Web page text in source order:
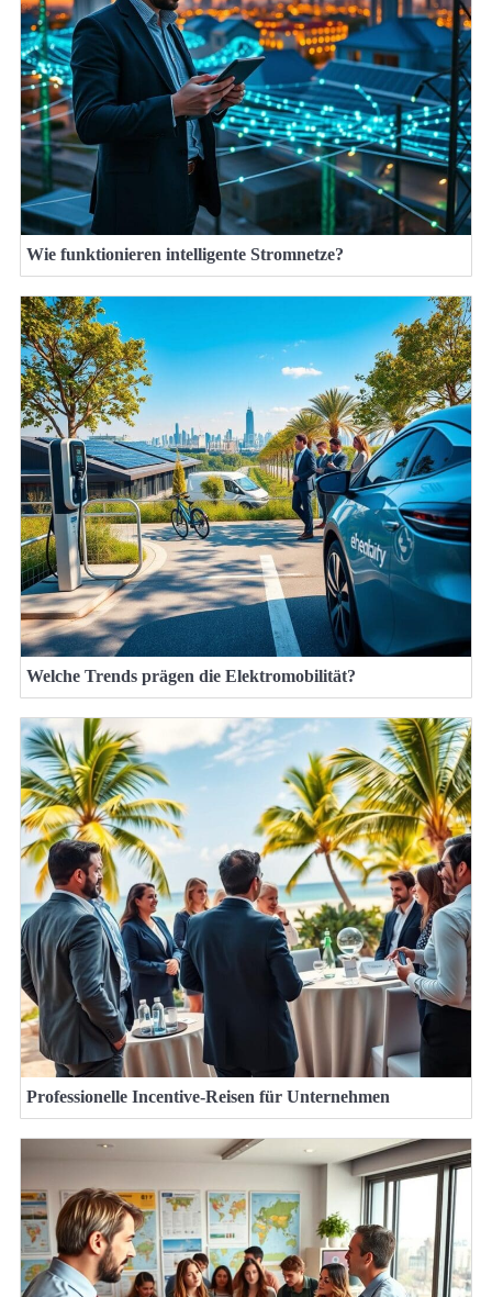
Wie funktionieren intelligente Stromnetze?
Welche Trends prägen die Elektromobilität?
Professionelle Incentive-Reisen für Unternehmen